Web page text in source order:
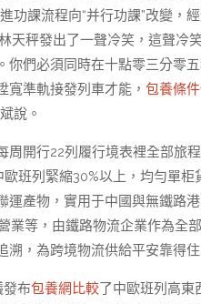
功課流程向“并行功課”改變，
天秤發出了一聲冷笑，這聲冷
們必須同時在十點零三分零
準軌接發列車才能， 包養條件
說。
開行22列履行境表裡全部旅
班列緊縮30%以上，均勻單
產物，實用于中國與無鐵路
業等，由鐵路物流企業作為全
，為跨境物流供給平安靠得
布包養網比較了中歐班列高東